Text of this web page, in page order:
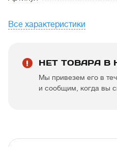
Все характеристики
НЕТ ТОВАРА В
Мы привезем его в
и сообщим, когда вы